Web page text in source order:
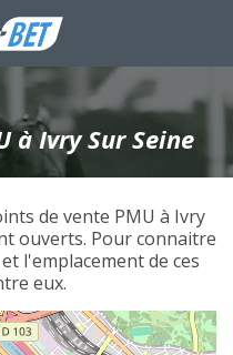
à Ivry Sur Seine
de vente PMU à Ivry
ouverts. Pour connaitre
l'emplacement de ces
eux.